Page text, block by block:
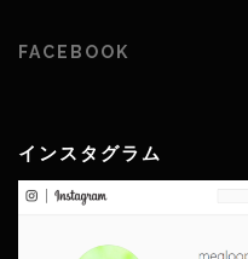
FACEBOOK
インスタグラム